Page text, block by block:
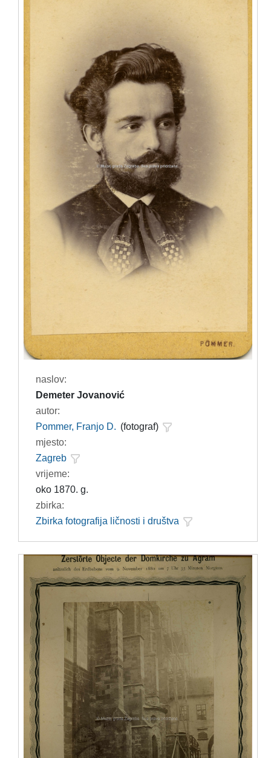
naslov:
Demeter Jovanović
autor:
Pommer, Franjo D. (fotograf)
mjesto:
Zagreb
vrijeme:
oko 1870. g.
zbirka:
Zbirka fotografija ličnosti i društva